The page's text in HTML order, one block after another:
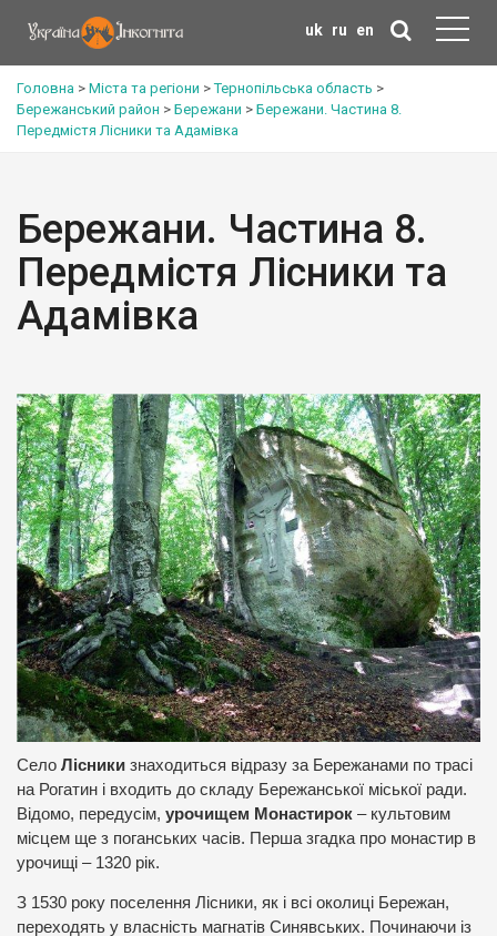
uk ru en
Головна > Міста та регіони >Тернопільська область >
Бережанський район > Бережани > Бережани. Частина 8.
Передмістя Лісники та Адамівка
Бережани. Частина 8.
Передмістя Лісники та
Адамівка
Село Лісники знаходиться відразу за Бережанами по трасі
на Рогатин і входить до складу Бережанської міської ради.
Відомо, передусім, урочищем Монастирок – культовим
місцем ще з поганських часів. Перша згадка про монастир в
урочищі – 1320 рік.
З 1530 року поселення Лісники, як і всі околиці Бережан,
переходять у власність магнатів Синявських. Починаючи із